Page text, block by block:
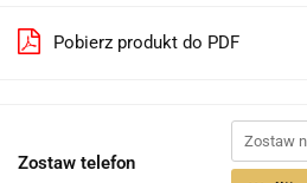
Pobierz produkt do PDF
Zostaw telefon